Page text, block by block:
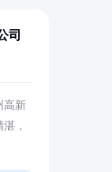
司
高新
，